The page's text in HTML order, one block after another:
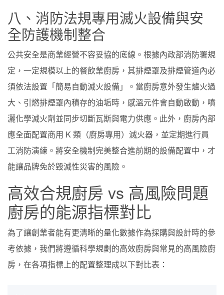
八、消防法規專用滅火設備與安
全防護機制整合
公共安全是商業經營不容妥協的底線。根據內政部消防署規
定，一定規模以上的餐飲業廚房，其排煙罩及排煙管道內必
須依法設置「簡易自動滅火設備」。當廚房意外發生爐火過
大、引燃排煙罩內積存的油垢時，感溫元件會自動啟動，噴
灑化學滅火劑並同步切斷瓦斯與電力供應。此外，廚房內部
應全面配置商用 K 類（廚房專用）滅火器，並定期進行員
工消防演練。將安全機制完美整合進前期的設備配置中，才
能讓品牌免於毀滅性災害的風險。
高效合規廚房 vs 高風險問題
廚房的能源指標對比
為了讓創業者能有更清晰的量化數據作為採購與設計時的參
考依據，我們將遵循科學規劃的高效廚房與常見的高風險廚
房，在各項指標上的配置整理成以下對比表：